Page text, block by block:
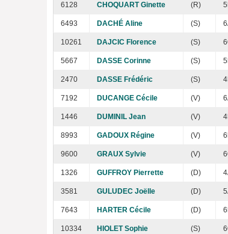
6128 CHOQUART Ginette (R)
6493 DACHÉ Aline (S)
10261 DAJCIC Florence (S)
5667 DASSE Corinne (S)
2470 DASSE Frédéric (S)
7192 DUCANGE Cécile (V)
1446 DUMINIL Jean (V)
8993 GADOUX Régine (V)
9600 GRAUX Sylvie (V)
1326 GUFFROY Pierrette (D)
3581 GULUDEC Joëlle (D)
7643 HARTER Cécile (D)
10334 HIOLET Sophie (S)